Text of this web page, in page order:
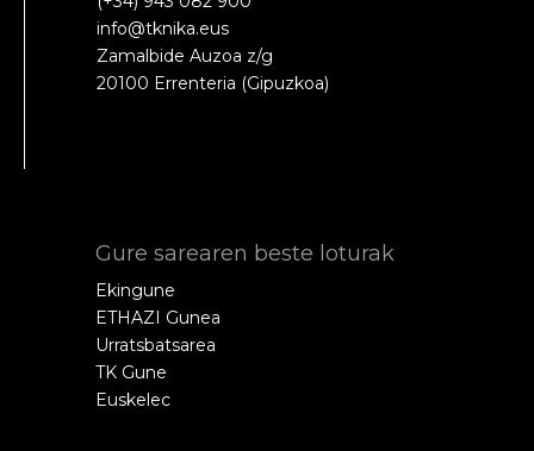
info@tknika.eus
Zamalbide Auzoa z/g
20100 Errenteria (Gipuzkoa)
Gure sarearen beste loturak
Ekingune
ETHAZI Gunea
Urratsbatsarea
TK Gune
Euskelec